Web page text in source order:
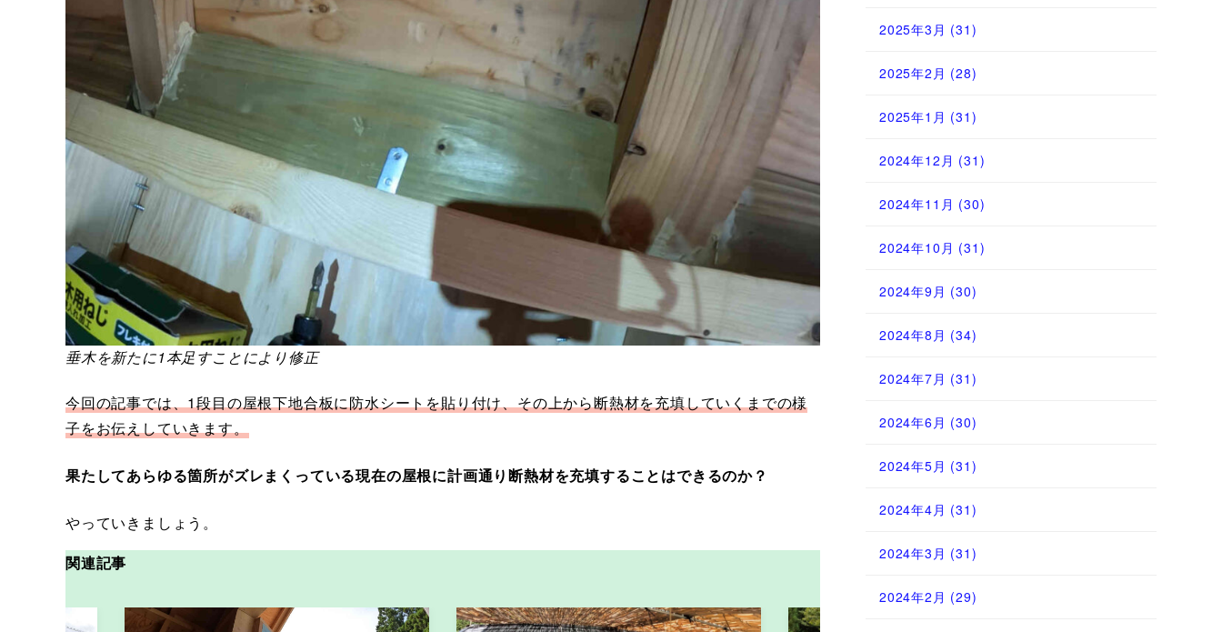
垂木を新たに1本足すことにより修正
今回の記事では、1段目の屋根下地合板に防水シートを貼り付け、その上から断熱材を充填していくまでの様
子をお伝えしていきます。
果たしてあらゆる箇所がズレまくっている現在の屋根に計画通り断熱材を充填することはできるのか？
やっていきましょう。
関連記事
2025年3月 (31)
2025年2月 (28)
2025年1月 (31)
2024年12月 (31)
2024年11月 (30)
2024年10月 (31)
2024年9月 (30)
2024年8月 (34)
2024年7月 (31)
2024年6月 (30)
2024年5月 (31)
2024年4月 (31)
2024年3月 (31)
2024年2月 (29)